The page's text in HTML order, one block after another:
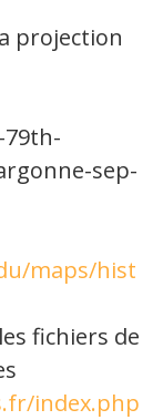
projection
79th-
sep-
maps/hist
fichiers de
index.php